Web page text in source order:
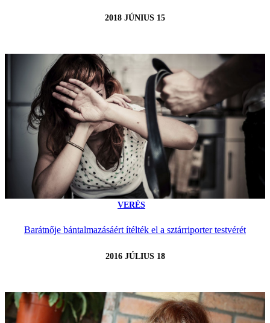
2018 JÚNIUS 15
VERÉS
Barátnője bántalmazásáért ítélték el a sztárriporter testvérét
2016 JÚLIUS 18